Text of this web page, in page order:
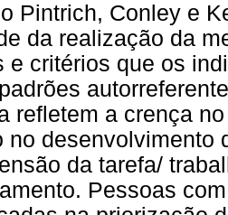
Pintrich, Conley e
da realização da
e critérios que os
refletem a crença
no desenvolvimento
da tarefa/
Pessoas